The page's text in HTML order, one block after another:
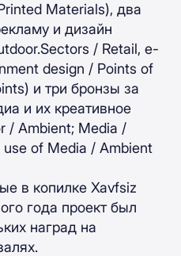
Materials), два
и дизайн
/ Retail, e-
design / Points of
и три бронзы за
и их креативное
/ Ambient; Media /
of Media / Ambient
в копилке Xavfsiz
года проект был
наград на